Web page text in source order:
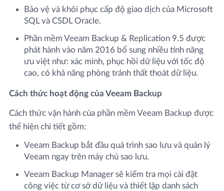
Bảo vệ và khôi phục cấp độ giao dịch của Microsoft
SQL và CSDL Oracle.
Phần mềm Veeam Backup & Replication 9.5 được
phát hành vào năm 2016 bổ sung nhiều tính năng
ưu việt như: xác minh, phục hồi dữ liệu với tốc độ
cao, có khả năng phòng tránh thất thoát dữ liệu.
Cách thức hoạt động của Veeam Backup
Cách thức vận hành của phần mềm Veeam Backup được
thể hiện chi tiết gồm:
Veeam Backup bắt đầu quá trình sao lưu và quản lý
Veeam ngay trên máy chủ sao lưu.
Veeam Backup Manager sẽ kiểm tra mọi cài đặt
công việc từ cơ sở dữ liệu và thiết lập danh sách